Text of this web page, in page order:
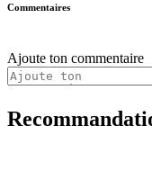
Commentaires
Ajoute ton commentaire